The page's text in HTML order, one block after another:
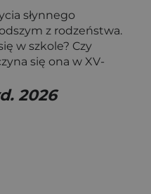
słynnego
z rodzeństwa.
w szkole? Czy
się ona w XV-
2026